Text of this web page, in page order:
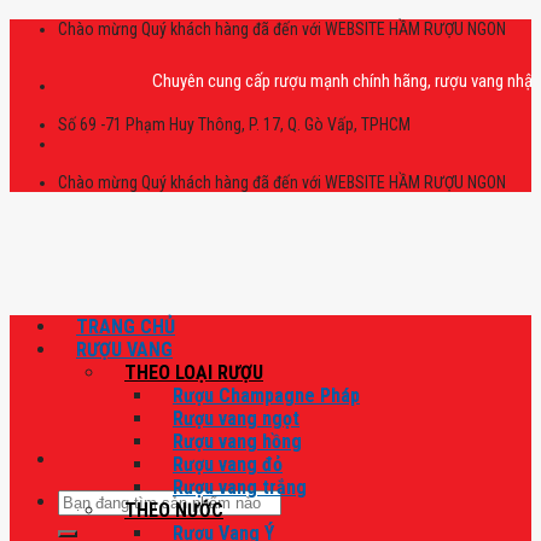
Skip
Chào mừng Quý khách hàng đã đến với WEBSITE HẦM RƯỢU NGON
Chuyên cung cấp rượu mạnh chính hãng, rượu vang nhập khẩu
Số 69 -71 Phạm Huy Thông, P. 17, Q. Gò Vấp, TPHCM
Chào mừng Quý khách hàng đã đến với WEBSITE HẦM RƯỢU NGON
Tìm
kiếm:
TRANG CHỦ
RƯỢU VANG
THEO LOẠI RƯỢU
Rượu Champagne Pháp
Rượu vang ngọt
Rượu vang hồng
Rượu vang đỏ
Rượu vang trắng
THEO NƯỚC
Rượu Vang Ý